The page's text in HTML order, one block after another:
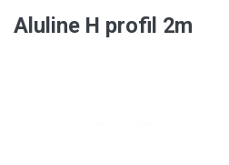
Aluline H profil 2m